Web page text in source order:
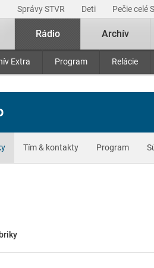
Správy STVR Deti Pečie celé
Rádio
Extra Program Relácie
Archív
Tím & kontakty Program